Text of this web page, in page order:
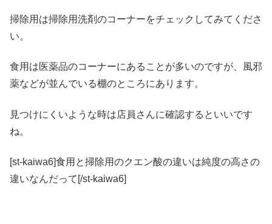
掃除用は掃除用洗剤のコーナーをチェックしてみてくださ
い。
食用は医薬品のコーナーにあることが多いのですが、風邪
薬などが並んでいる棚のところにあります。
見つけにくいような時は店員さんに確認するといいです
ね。
[st-kaiwa6]食用と掃除用のクエン酸の違いは純度の高さの
違いなんだって[/st-kaiwa6]